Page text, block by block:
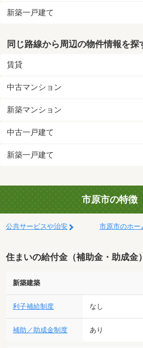
新築一戸建て
同じ路線から周辺の物件情報を探
賃貸
中古マンション
新築マンション
中古一戸建て
新築一戸建て
市原市の特徴
公共サービスや治安 市原市のホー
住まいの給付金（補助金・助成金）
新築建築
利子補給制度 なし
補助／助成金制度 あり